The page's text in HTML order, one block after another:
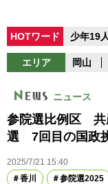
HOTワード 少年19
エリア 岡山
ニュース
参院選比例区 共
選 7回目の国政
2025/7/21 15:40
香川
参院選2025